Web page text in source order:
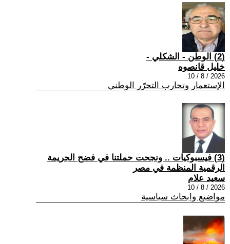
(2) الوطن - الشكلي -
خليل قانصوه
2026 / 8 / 10
الإستعمار وتجارب التحرّر الوطني
(3) فيسبوكيات .. ونجحت حملتنا في فضح الجريمة
الرقمية المنظمة في مصر
سعيد علام
2026 / 8 / 10
مواضيع وابحاث سياسية